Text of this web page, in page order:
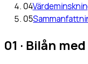
04
05
01 · Bilån